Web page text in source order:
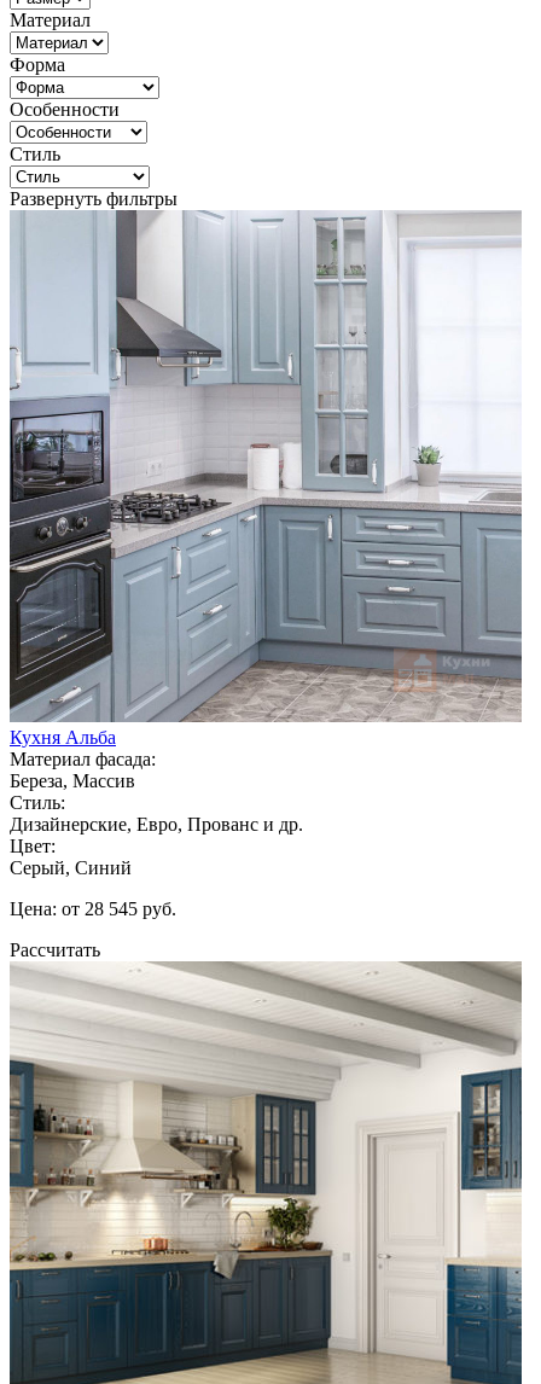
Материал
Форма
Особенности
Стиль
Развернуть фильтры
Кухня Альба
Материал фасада:
Береза, Массив
Стиль:
Дизайнерские, Евро, Прованс и др.
Цвет:
Серый, Синий
Цена: от 28 545 руб.
Рассчитать